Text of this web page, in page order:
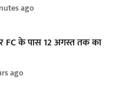
ago
FC के पास 12 अगस्त तक का
ago